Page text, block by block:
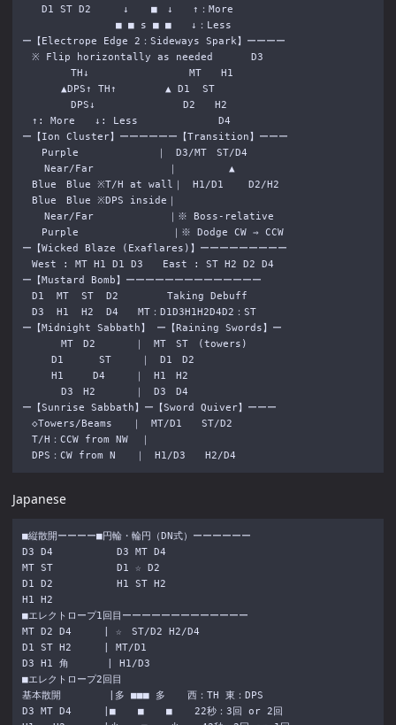
D1 ST D2　  　↓ 　 ■　↓　　↑：More
■ ■ s ■ ■　　↓：Less
ー【Electrope Edge 2：Sideways Spark】ーーーー
※ Flip horizontally as needed　　   D3
TH↓　　　　　　　　　  MT　　H1
▲DPS↑ TH↑　　　　　▲ D1  ST
DPS↓　　　　　　　　　D2　　H2
↑: More　　↓: Less　　　　　　　  D4
ー【Ion Cluster】ーーーーーー【Transition】ーーー
Purple　　　　　　　　｜　D3/MT　ST/D4
Near/Far　　　　　　　 ｜　　　　  ▲
Blue　Blue ※T/H at wall｜　H1/D1    D2/H2
Blue　Blue ※DPS inside｜
Near/Far　　　　　　　 ｜※ Boss-relative
Purple 　　　　　　　   ｜※ Dodge CW ⇒ CCW
ー【Wicked Blaze (Exaflares)】ーーーーーーーーー
West : MT H1 D1 D3　　East : ST H2 D2 D4
ー【Mustard Bomb】ーーーーーーーーーーーーーー
D1  MT  ST  D2　　　　　Taking Debuff
D3  H1  H2  D4　　MT：D1D3H1H2D4D2：ST
ー【Midnight Sabbath】 ー【Raining Swords】ー
MT　D2　　　　｜　MT　ST　(towers)
D1　　　 ST　　　｜　D1　D2
H1　　　D4　　　｜　H1　H2
D3　H2　　　　｜　D3　D4
ー【Sunrise Sabbath】ー【Sword Quiver】ーーー
◇Towers/Beams　　｜　MT/D1　　ST/D2
T/H：CCW from NW  ｜
Japanese
■縦散開ーーーー■円輪・輪円（DN式）ーーーーーー
D3 D4 　 　 　 　D3 MT D4
MT ST 　 　 　 　D1 ☆ D2
D1 D2 　 　 　 　H1 ST H2
H1 H2
■エレクトロープ1回目ーーーーーーーーーーーーー
MT D2 D4 　 　| ☆　ST/D2 H2/D4
D1 ST H2 　 　| MT/D1
D3 H1 角 　 　 | H1/D3
■エレクトロープ2回目
基本散開 　 　 　|多 ■■■ 多 　 西：TH 東：DPS
D3 MT D4 　 　|■ 　 ■ 　 ■ 　 22秒：3回 or 2回